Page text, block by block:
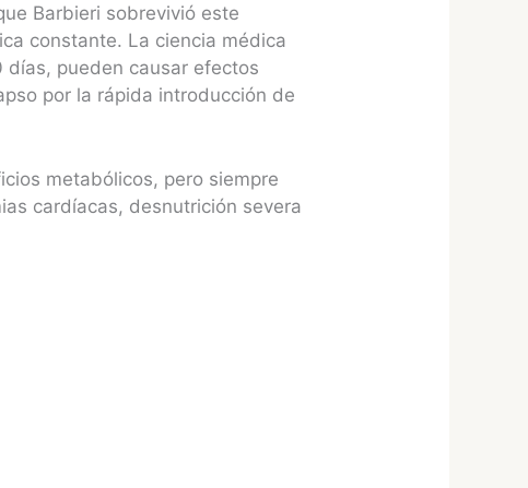
Barbieri sobrevivió este
constante. La ciencia médica
días, pueden causar efectos
por la rápida introducción de
metabólicos, pero siempre
cardíacas, desnutrición severa